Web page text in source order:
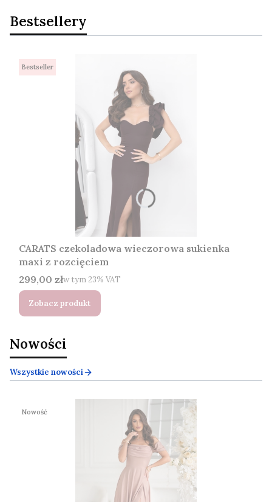
Bestsellery
Bestseller
CARATS czekoladowa wieczorowa sukienka
maxi z rozcięciem
Cena brutto
299,00 złw tym %s VAT
w tym 23% VAT
Zobacz produkt
Nowości
Wszystkie nowości
Nowość